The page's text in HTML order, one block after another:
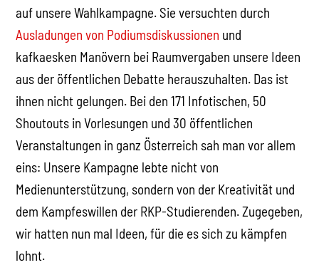
auf unsere Wahlkampagne. Sie versuchten durch
Ausladungen von Podiumsdiskussionen und
kafkaesken Manövern bei Raumvergaben unsere Ideen
aus der öffentlichen Debatte herauszuhalten. Das ist
ihnen nicht gelungen. Bei den 171 Infotischen, 50
Shoutouts in Vorlesungen und 30 öffentlichen
Veranstaltungen in ganz Österreich sah man vor allem
eins: Unsere Kampagne lebte nicht von
Medienunterstützung, sondern von der Kreativität und
dem Kampfeswillen der RKP-Studierenden. Zugegeben,
wir hatten nun mal Ideen, für die es sich zu kämpfen
lohnt.